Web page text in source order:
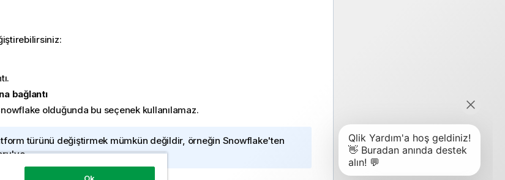
bağlantı
olduğunda bu seçenek kullanılamaz.
türünü değiştirmek mümkün değildir, örneğin Snowflake'ten
'ye.